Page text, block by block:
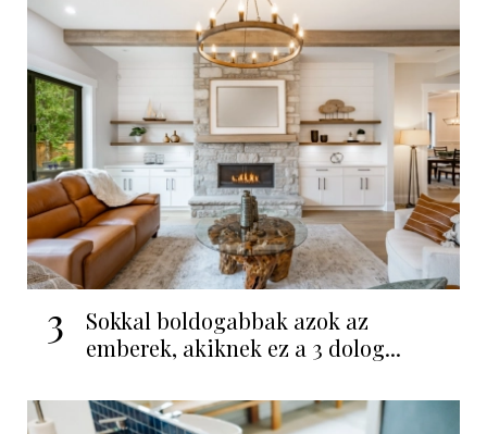
3
Sokkal boldogabbak azok az
emberek, akiknek ez a 3 dolog...